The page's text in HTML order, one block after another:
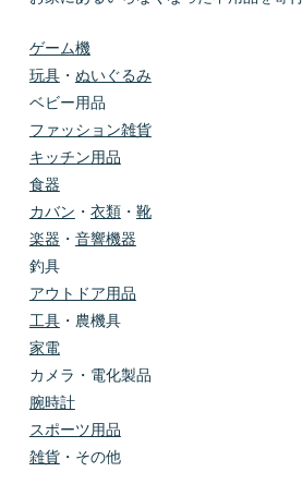
ゲーム機
玩具・ ぬいぐるみ
ベビー用品
ファッション雑貨
キッチン用品
食器
カバン ・ 衣類・ 靴
楽器 ・ 音響機器
釣具
アウトドア用品
工具・農機具
家電
カメラ・電化製品
腕時計
スポーツ用品
雑貨・その他